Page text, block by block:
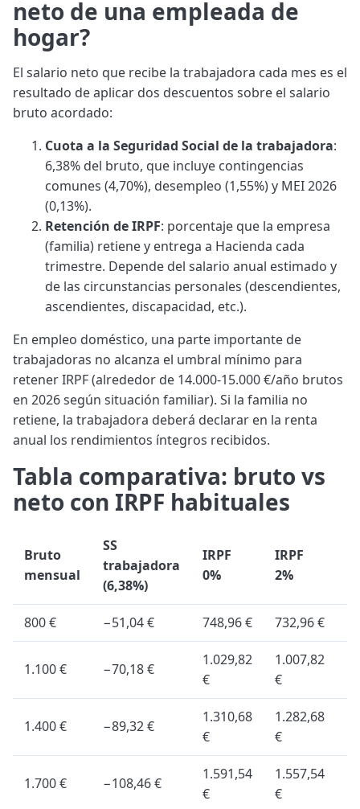
neto de una empleada de
hogar?
El salario neto que recibe la trabajadora cada mes es el
resultado de aplicar dos descuentos sobre el salario
bruto acordado:
Cuota a la Seguridad Social de la trabajadora:
6,38% del bruto, que incluye contingencias
comunes (4,70%), desempleo (1,55%) y MEI 2026
(0,13%).
Retención de IRPF: porcentaje que la empresa
(familia) retiene y entrega a Hacienda cada
trimestre. Depende del salario anual estimado y
de las circunstancias personales (descendientes,
ascendientes, discapacidad, etc.).
En empleo doméstico, una parte importante de
trabajadoras no alcanza el umbral mínimo para
retener IRPF (alrededor de 14.000-15.000 €/año brutos
en 2026 según situación familiar). Si la familia no
retiene, la trabajadora deberá declarar en la renta
anual los rendimientos íntegros recibidos.
Tabla comparativa: bruto vs
neto con IRPF habituales
Bruto
mensual
SS
trabajadora
(6,38%)
IRPF
0%
IRPF
2%
800 € −51,04 € 748,96 € 732,96 €
1.100 € −70,18 €
1.029,82
€
1.007,82
€
1.400 € −89,32 €
1.310,68
€
1.282,68
€
1.700 € −108,46 €
1.591,54
€
1.557,54
€